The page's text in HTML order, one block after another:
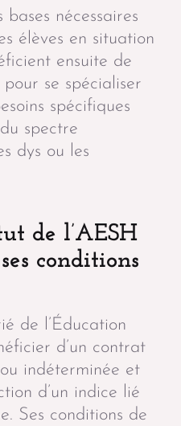
nécessaires
élèves en situation
ensuite de
se spécialiser
spécifiques
spectre
dys ou les
de l’AESH
conditions
de l’Éducation
d’un contrat
indéterminée et
d’un indice lié
Ses conditions de